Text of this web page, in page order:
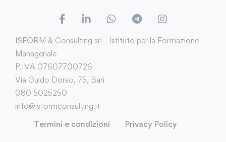
ISFORM & Consulting srl - Istituto per la Formazione
Manageriale
P.IVA 07607700726
Via Guido Dorso, 75, Bari
080 5025250
info@isformconsulting.it
Termini e condizioni
Privacy Policy